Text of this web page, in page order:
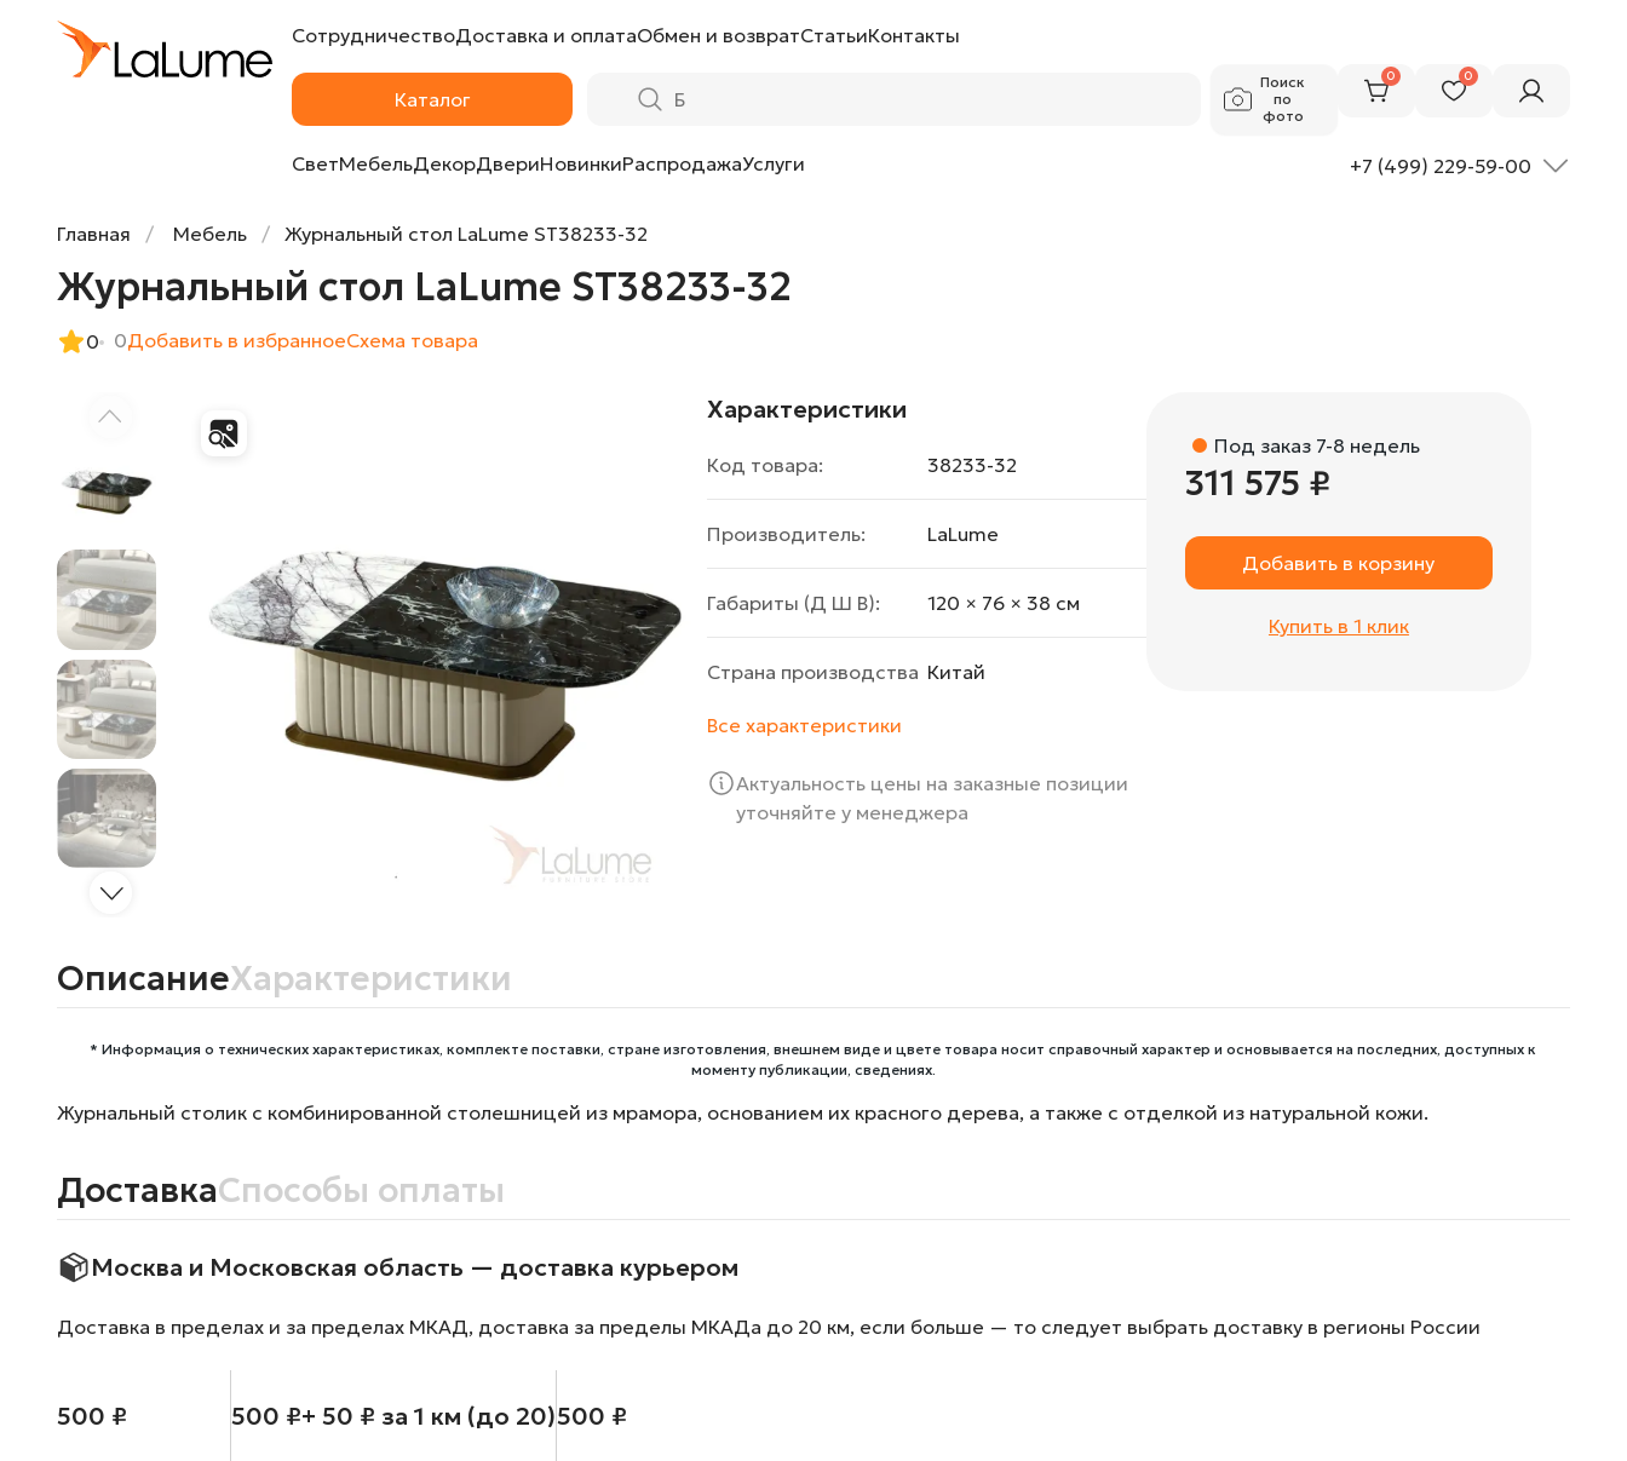
СотрудничествоДоставка и оплатаОбмен и возвратСтатьиКонтакты
Каталог
Поиск
по
фото
0 0
СветМебельДекорДвериНовинкиРаспродажаУслуги +7 (499) 229-59-00
Главная Мебель Журнальный стол LaLume ST38233-32
Журнальный стол LaLume ST38233-32
0 0Добавить в избранноеCхема товара
Характеристики
Код товара: 38233-32
Производитель: LaLume
Габариты (Д Ш В): 120 × 76 × 38 cм
Страна производства Китай
Все характеристики
Актуальность цены на заказные позиции
уточняйте у менеджера
Под заказ 7-8 недель
311 575 ₽
Добавить в корзину
Купить в 1 клик
ОписаниеХарактеристики
* Информация о технических характеристиках, комплекте поставки, стране изготовления, внешнем виде и цвете товара носит справочный характер и основывается на последних, доступных к
моменту публикации, сведениях.
Журнальный столик с комбинированной столешницей из мрамора, основанием их красного дерева, а также с отделкой из натуральной кожи.
ДоставкаСпособы оплаты
Москва и Московская область — доставка курьером
Доставка в пределах и за пределах МКАД, доставка за пределы МКАДа до 20 км, если больше — то следует выбрать доставку в регионы России
500 ₽ 500 ₽+ 50 ₽ за 1 км (до 20)500 ₽
Журнальный стол LaLume ST38233-32